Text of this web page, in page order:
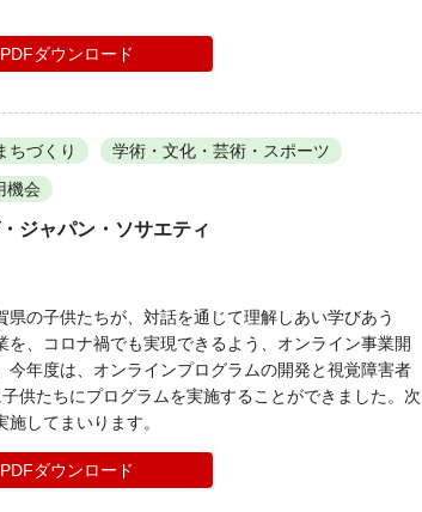
PDFダウンロード
ちづくり
学術・文化・芸術・スポーツ
機会
ジャパン・ソサエティ
の子供たちが、対話を通じて理解しあい学びあう
を、コロナ禍でも実現できるよう、オンライン事業開
年度は、オンラインプログラムの開発と視覚障害者
供たちにプログラムを実施することができました。次
してまいります。
PDFダウンロード